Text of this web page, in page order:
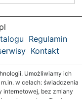
Regulamin
Kontakt
Umożliwiamy ich
w celach: świadczenia
internetowej, bez zmiany